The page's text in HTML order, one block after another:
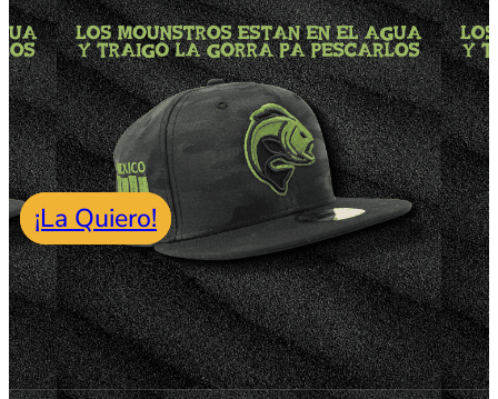
Los mounstros estan
en el agua
y traigo la pgorra pa pescarlos
¡La Quiero!